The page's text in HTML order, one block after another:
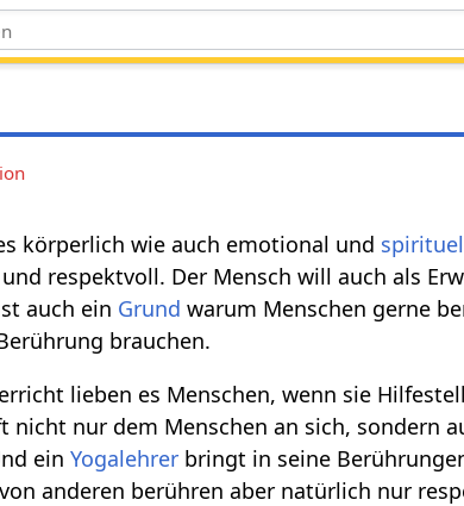
körperlich wie auch emotional und
respektvoll. Der Mensch will auch als
auch ein Grund warum Menschen gerne
brauchen.
lieben es Menschen, wenn sie
nicht nur dem Menschen an sich, sondern
einYogalehrer bringt in seine
anderen berühren aber natürlich nur